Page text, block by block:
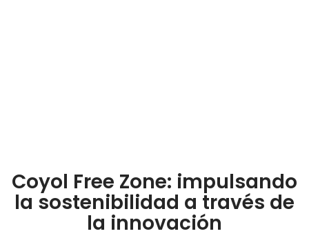
Coyol Free Zone: impulsando
la sostenibilidad a través de
la innovación